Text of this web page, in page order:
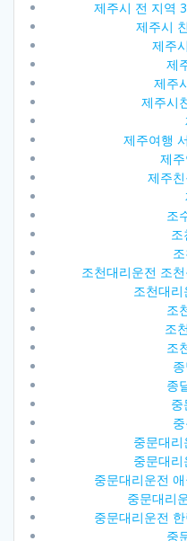
제주시 전 지역
제주시
제주
제
제주
제주시
제주여행
제
제주
조
조
조천대리운전 조
조천대
조
조
조
종
중
중문대
중문대
중문대리운전
중문대리
중문대리운전
중